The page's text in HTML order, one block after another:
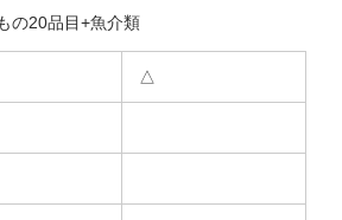
の20品目+魚介類
△